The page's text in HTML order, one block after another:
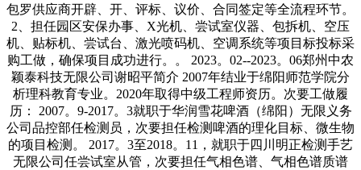
包罗供应商开辟、开、评标、议价、合同签定等全流程环节。
2、担任园区安保办事、X光机、尝试室仪器、包拆机、空压
机、贴标机、尝试台、激光喷码机、空调系统等项目标投标采
购工做，确保项目成功进行。。 2023。02--2023。06郑州中农
颖泰科技无限公司谢昭平简介 2007年结业于绵阳师范学院分
析理科教育专业。2020年取得中级工程师资历。次要工做履
历： 2007。9-2017。3就职于华润雪花啤酒（绵阳）无限义务
公司品控部任检测员，次要担任检测啤酒的理化目标、微生物
的项目检测。 2017。3至2018。11，就职于四川明正检测手艺
无限公司任尝试室从管，次要担任气相色谱、气相色谱质谱